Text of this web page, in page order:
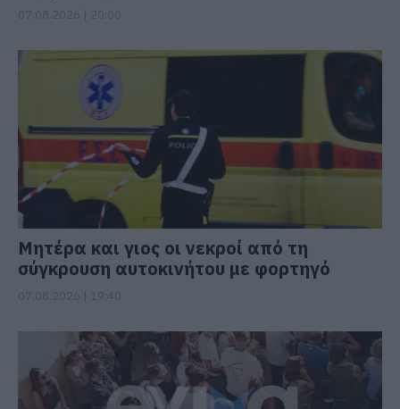
Μητέρα και γιος οι νεκροί από τη
σύγκρουση αυτοκινήτου με φορτηγό